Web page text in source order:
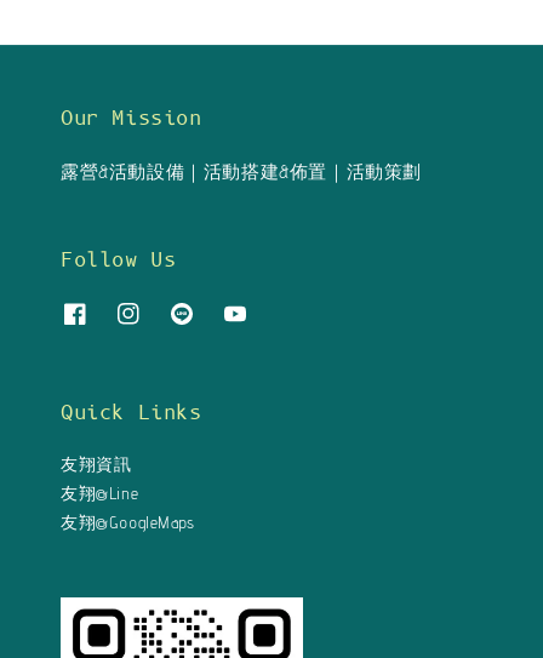
Our Mission
露營&活動設備｜活動搭建&佈置｜活動策劃
Follow Us
Quick Links
友翔資訊
友翔@Line
友翔@GoogleMaps